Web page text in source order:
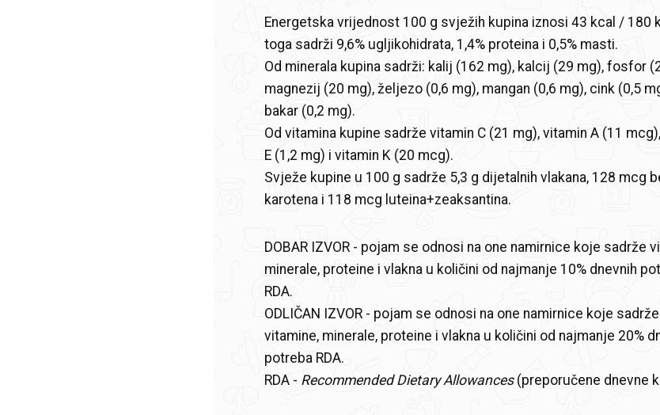
Energetska vrijednost 100 g svježih kupina iznosi 43 kcal / 180
toga sadrži 9,6% ugljikohidrata, 1,4% proteina i 0,5% masti.
Od minerala kupina sadrži: kalij (162 mg), kalcij (29 mg), fosfor
magnezij (20 mg), željezo (0,6 mg), mangan (0,6 mg), cink (0,5
bakar (0,2 mg).
Od vitamina kupine sadrže vitamin C (21 mg), vitamin A (11
E (1,2 mg) i vitamin K (20 mcg).
Svježe kupine u 100 g sadrže 5,3 g dijetalnih vlakana, 128 mcg
karotena i 118 mcg luteina+zeaksantina.
DOBAR IZVOR - pojam se odnosi na one namirnice koje sadrže
minerale, proteine i vlakna u količini od najmanje 10% dnevnih
RDA.
ODLIČAN IZVOR - pojam se odnosi na one namirnice koje sadrže
vitamine, minerale, proteine i vlakna u količini od najmanje 20%
potreba RDA.
RDA - Recommended Dietary Allowances(preporučene dnevne